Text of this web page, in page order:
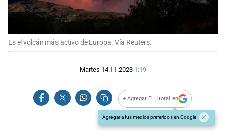
Es el volcán más activo de Europa. Vía Reuters.
Martes 14.11.2023 1:19
+ Agregar El Litoral en
Agregar a tus medios preferidos en Google